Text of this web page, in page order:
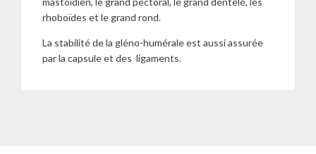
rhoboïdes et le grand rond.
La stabilité de la gléno-humérale est aussi assurée
par la capsule et des ligaments.